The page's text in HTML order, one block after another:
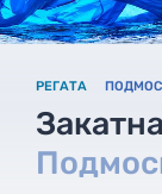
РЕГАТА